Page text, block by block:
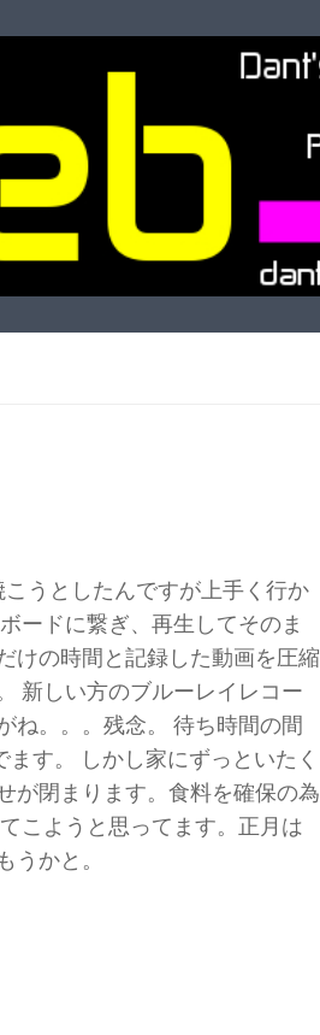
うとしたんですが上手く行か
ードに繋ぎ、再生してそのま
けの時間と記録した動画を圧縮
新しい方のブルーレイレコー
ね。。。残念。 待ち時間の間
す。 しかし家にずっといたく
が閉まります。食料を確保の為
こようと思ってます。正月は
かと。